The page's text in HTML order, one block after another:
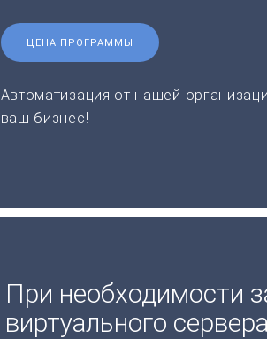
ЦЕНА ПРОГРАММЫ
Автоматизация от нашей
ваш бизнес!
При необходимости
виртуального